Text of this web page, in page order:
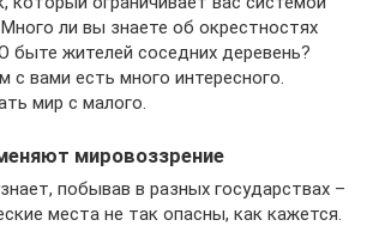
ли вы знаете об окрестностях
быте жителей соседних деревень?
с вами есть много интересного.
мир с малого.
мировоззрение
побывав в разных государствах –
места не так опасны, как кажется.